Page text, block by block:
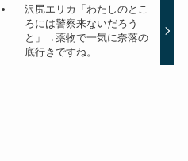
沢尻エリカ「わたしのとこ
ろには警察来ないだろう
と」→薬物で一気に奈落の
底行きですね。